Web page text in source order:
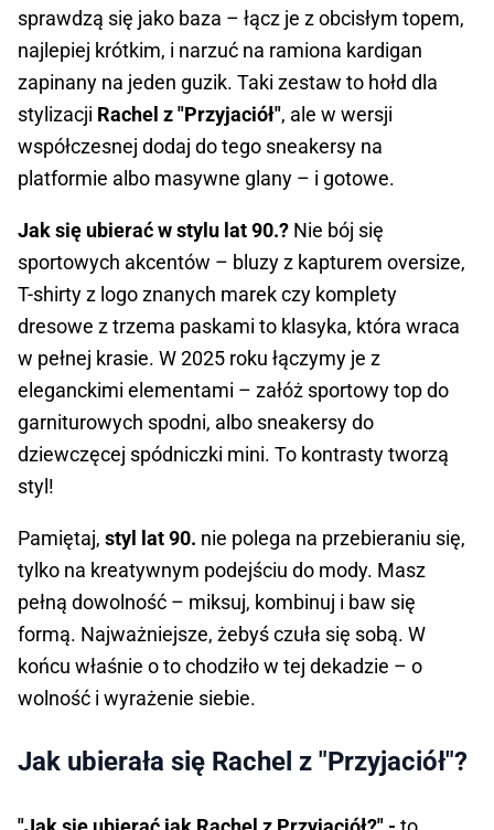
sprawdzą się jako baza – łącz je z obcisłym topem,
najlepiej krótkim, i narzuć na ramiona kardigan
zapinany na jeden guzik. Taki zestaw to hołd dla
stylizacji Rachel z "Przyjaciół", ale w wersji
współczesnej dodaj do tego sneakersy na
platformie albo masywne glany – i gotowe.
Jak się ubierać w stylu lat 90.? Nie bój się
sportowych akcentów – bluzy z kapturem oversize,
T-shirty z logo znanych marek czy komplety
dresowe z trzema paskami to klasyka, która wraca
w pełnej krasie. W 2025 roku łączymy je z
eleganckimi elementami – załóż sportowy top do
garniturowych spodni, albo sneakersy do
dziewczęcej spódniczki mini. To kontrasty tworzą
styl!
Pamiętaj, styl lat 90. nie polega na przebieraniu się,
tylko na kreatywnym podejściu do mody. Masz
pełną dowolność – miksuj, kombinuj i baw się
formą. Najważniejsze, żebyś czuła się sobą. W
końcu właśnie o to chodziło w tej dekadzie – o
wolność i wyrażenie siebie.
Jak ubierała się Rachel z "Przyjaciół"?